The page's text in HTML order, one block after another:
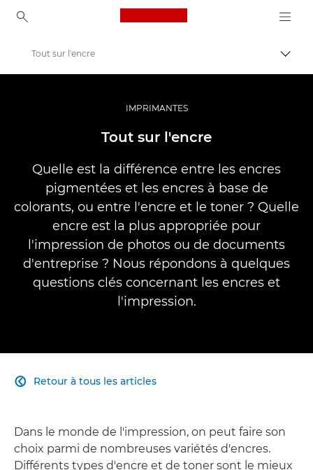
Canon Logo, back to
Vidéo et photographie professionnelles
Banque d'informations : source d'informations sur la photographie
Tout sur l'encre
IMPRIMANTES
Tout sur l'encre
Quelle est la différence entre les encres
pigmentées et les encres à base de
colorants, ou entre l'encre et le toner ? Quelle
encre est la plus appropriée pour
l'impression de photos ou de documents
d'entreprise ? Nous répondons à quelques
questions clés concernant les encres et
l'impression.
Retour à tous les articles

Dans le monde de l'impression, on peut faire son
choix parmi de nombreuses variétés d'encres.
Différents types d'encre et de toner sont le mieux